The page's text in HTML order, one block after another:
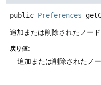
public Preferences
追加または削除されたノード
戻り値:
追加または削除されたノー